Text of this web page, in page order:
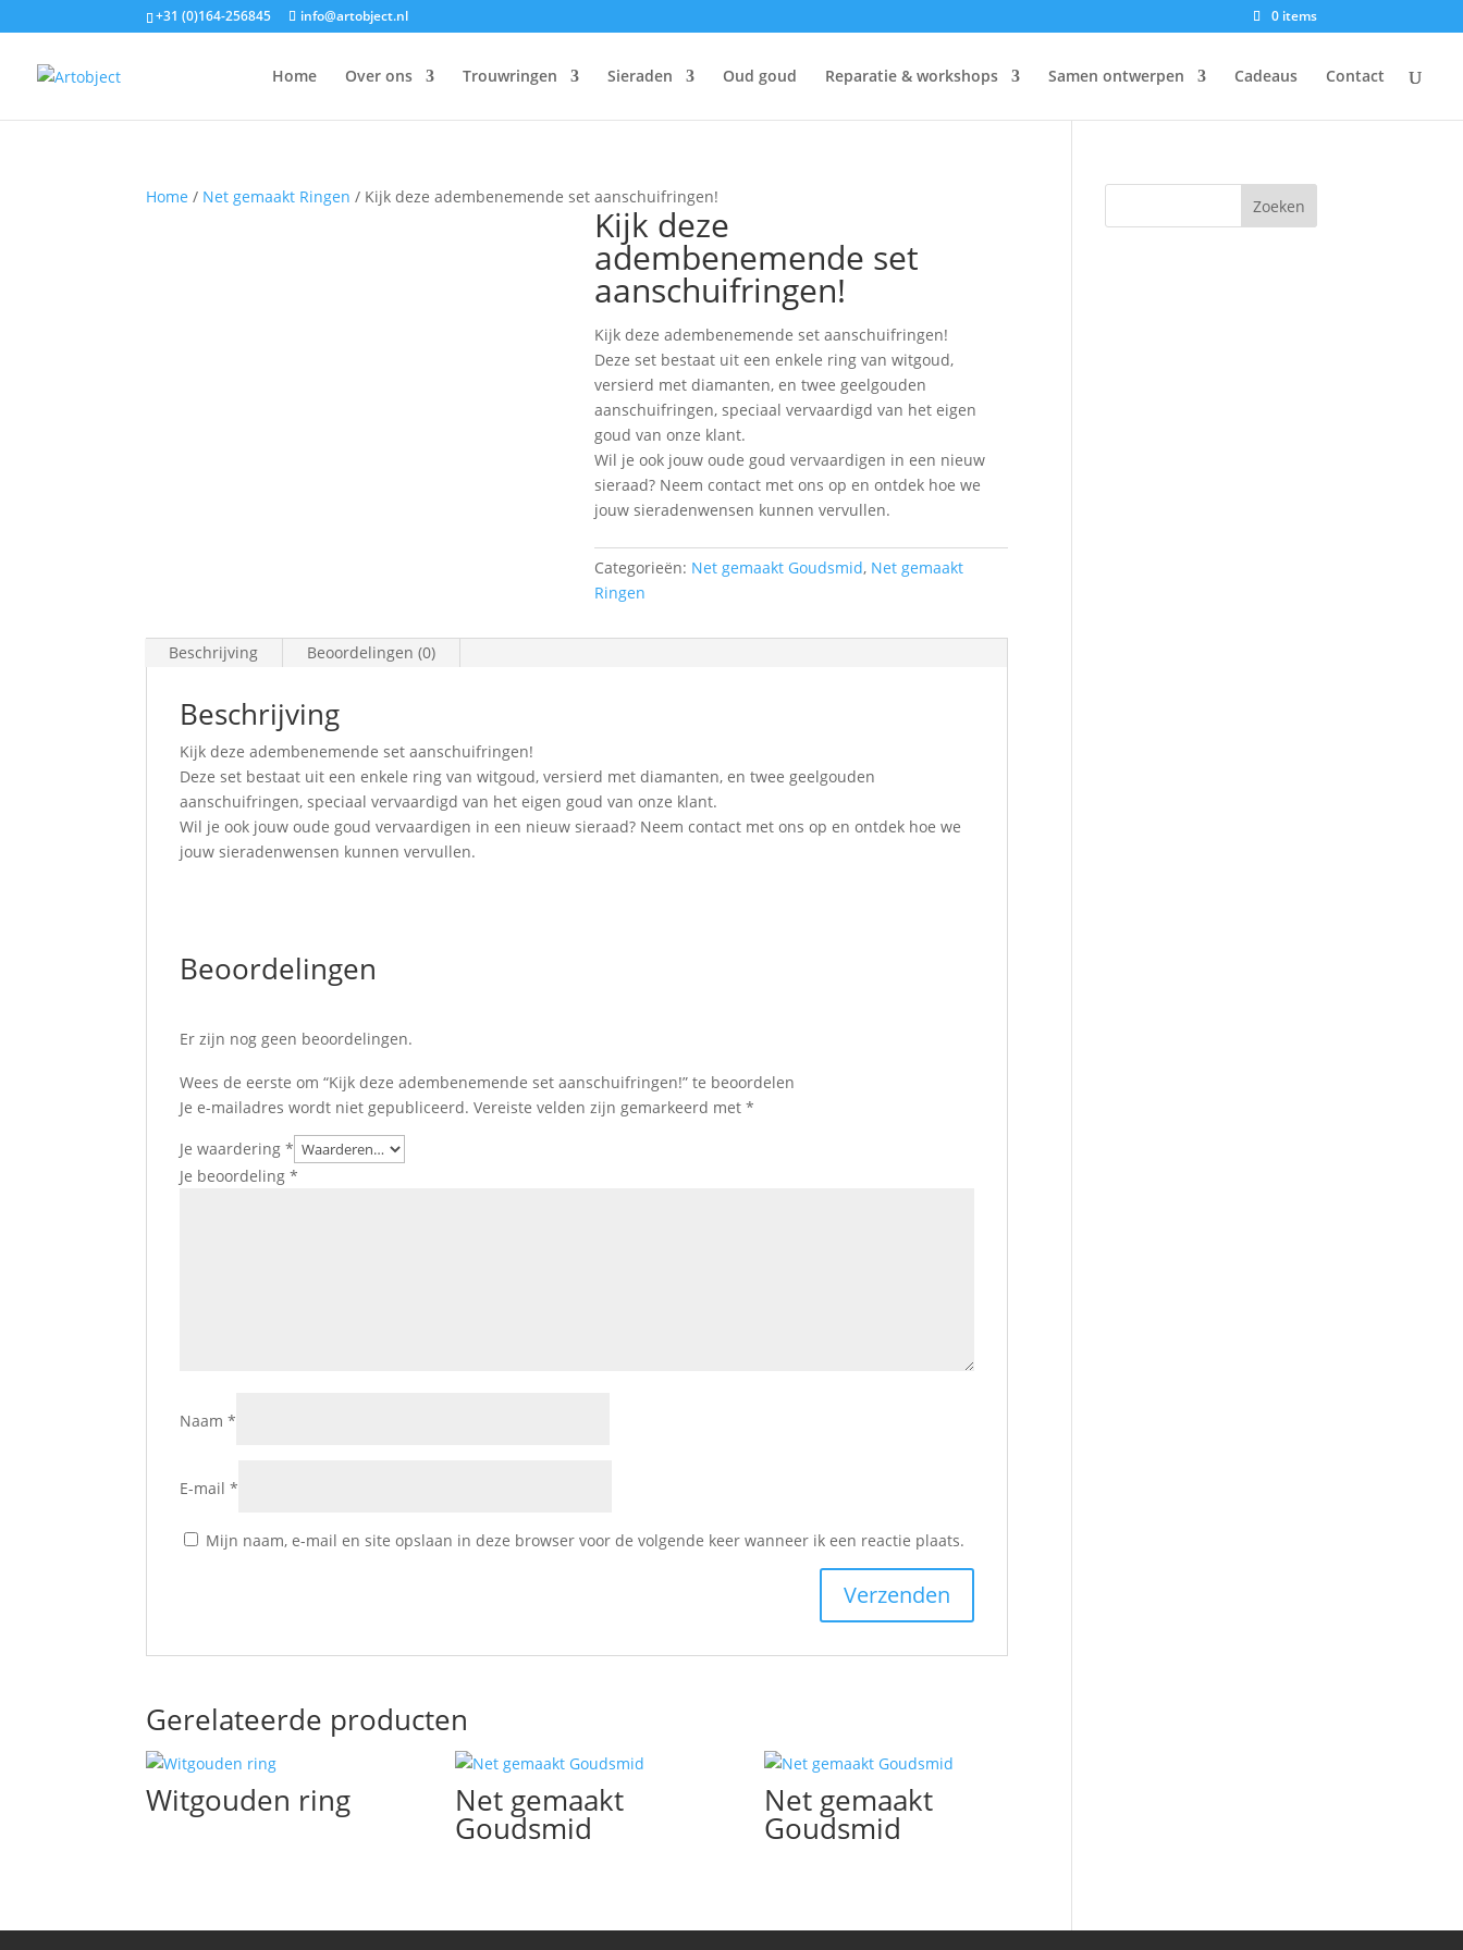
+31 (0)164-256845 info@artobject.nl 0 items
Home Over ons Trouwringen Sieraden Oud goud Reparatie & workshops Samen ontwerpen Cadeaus Contact
Home / Net gemaakt Ringen / Kijk deze adembenemende set aanschuifringen!
Kijk deze
adembenemende set
aanschuifringen!
Kijk deze adembenemende set aanschuifringen!
Deze set bestaat uit een enkele ring van witgoud,
versierd met diamanten, en twee geelgouden
aanschuifringen, speciaal vervaardigd van het eigen
goud van onze klant.
Wil je ook jouw oude goud vervaardigen in een nieuw
sieraad? Neem contact met ons op en ontdek hoe we
jouw sieradenwensen kunnen vervullen.
Categorieën: Net gemaakt Goudsmid, Net gemaakt
Ringen
Beschrijving Beoordelingen (0)
Beschrijving
Kijk deze adembenemende set aanschuifringen!
Deze set bestaat uit een enkele ring van witgoud, versierd met diamanten, en twee geelgouden
aanschuifringen, speciaal vervaardigd van het eigen goud van onze klant.
Wil je ook jouw oude goud vervaardigen in een nieuw sieraad? Neem contact met ons op en ontdek hoe we
jouw sieradenwensen kunnen vervullen.
Beoordelingen
Er zijn nog geen beoordelingen.
Wees de eerste om “Kijk deze adembenemende set aanschuifringen!” te beoordelen
Je e-mailadres wordt niet gepubliceerd. Vereiste velden zijn gemarkeerd met*
Je waardering*
Je beoordeling*
Naam*
E-mail*
Mijn naam, e-mail en site opslaan in deze browser voor de volgende keer wanneer ik een reactie plaats.
Gerelateerde producten
Witgouden ring Net gemaakt
Goudsmid
Net gemaakt
Goudsmid